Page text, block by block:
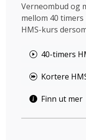
Verneombud og
mellom 40
HMS-kurs
40-timers
Kortere
Finn ut mer